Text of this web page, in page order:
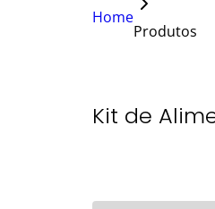
Home
Produtos
Kit de